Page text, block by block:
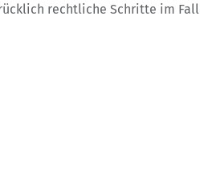
rechtliche Schritte im